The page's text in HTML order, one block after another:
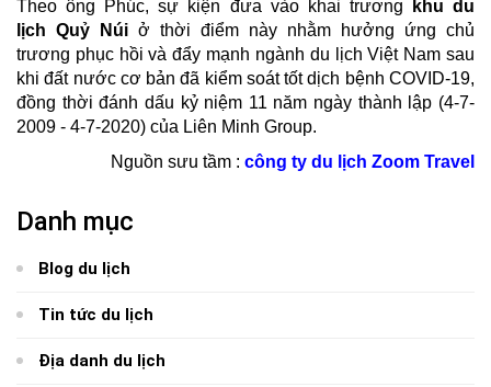
Danh mục
Blog du lịch
Tin tức du lịch
Địa danh du lịch
Theo ông Phúc, sự kiện đưa vào khai trương
khu du
lịch Quỷ Núi ở thời điểm này nhằm hưởng ứng chủ
trương phục hồi và đẩy mạnh ngành du lịch Việt Nam sau
khi đất nước cơ bản đã kiểm soát tốt dịch bệnh COVID-19,
đồng thời đánh dấu kỷ niệm 11 năm ngày thành lập (4-7-
2009 - 4-7-2020) của Liên Minh Group.
Nguồn sưu tầm : công ty du lịch Zoom Travel